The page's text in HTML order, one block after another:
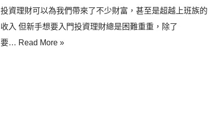
投資理財可以為我們帶來了不少財富，甚至是超越上班族的
收入 但新手想要入門投資理財總是困難重重，除了
要… Read More »